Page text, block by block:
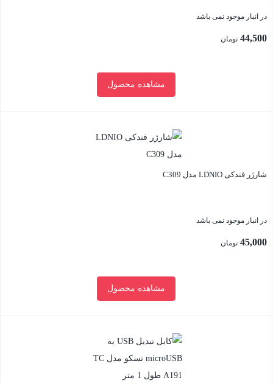
در انبار موجود نمی باشد
44,500 تومان
مشاهده محصول
شارژر فندکی LDNIO مدل C309
در انبار موجود نمی باشد
45,000 تومان
مشاهده محصول